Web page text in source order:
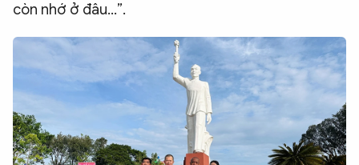
còn nhớ ở đâu…”.